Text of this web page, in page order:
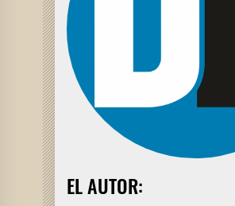
EL AUTOR: